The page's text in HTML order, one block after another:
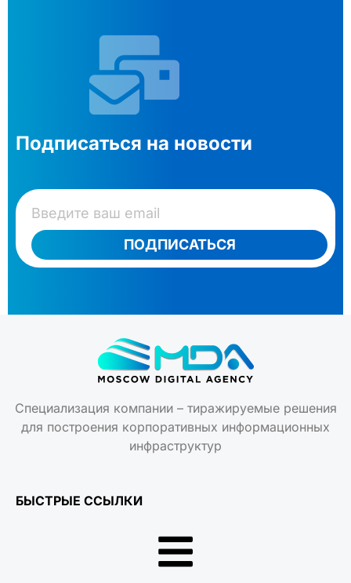
Подписаться на новости
ПОДПИСАТЬСЯ
Специализация компании – тиражируемые решения
для построения корпоративных информационных
инфраструктур
БЫСТРЫЕ ССЫЛКИ